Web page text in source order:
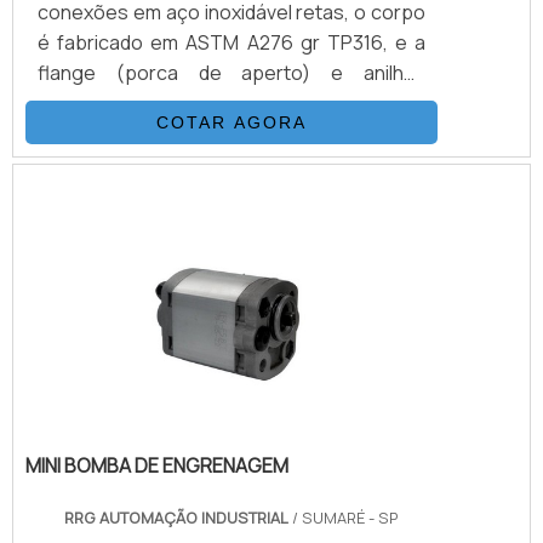
conexões em aço inoxidável retas, o corpo
é fabricado em ASTM A276 gr TP316, e a
flange (porca de aperto) e anilhas
(dianteira e traseira) também é fabricada
em ASTM A276 gr TP316, porém, com
tratamento de nitretação na anilha
contudo, mantém a flexibilidade interna da
anilha, garantindo um funcionamento .
COTAR AGORA
MINI BOMBA DE ENGRENAGEM
RRG AUTOMAÇÃO INDUSTRIAL / SUMARÉ - SP